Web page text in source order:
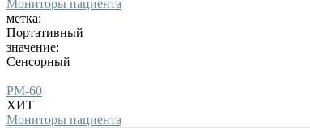
Мониторы пациента
метка:
Портативный
значение:
Сенсорный
PM-60
ХИТ
Мониторы пациента